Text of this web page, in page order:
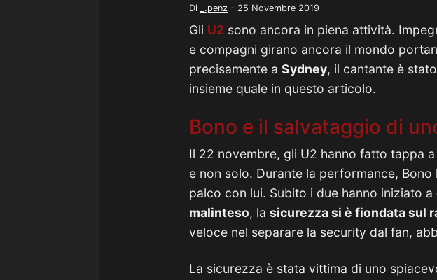
Di _.penz - 25 Novembre 2019
Gli U2 sono ancora in piena attività.
e compagni girano ancora il mondo
precisamente a Sydney, il cantante è
insieme quale in questo articolo.
Bono e il salvataggio di
Il 22 novembre, gli U2 hanno fatto tappa
e non solo. Durante la performance,
palco con lui. Subito i due hanno iniziato a
malinteso, la sicurezza si è fiondata sul
veloce nel separare la security dal fan,
La sicurezza è stata vittima di uno